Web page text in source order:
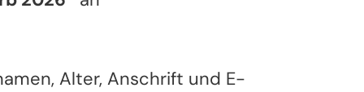
Alter, Anschrift und E-